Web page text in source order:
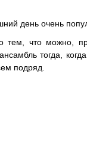
день очень
тем, что можно,
тогда,
подряд.